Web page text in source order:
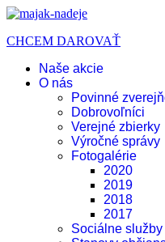
CHCEM DAROVAŤ
Naše akcie
O nás
Povinné
Dobrovoľníci
Verejné zbierky
Výročné správy
Fotogalérie
2020
2019
2018
2017
Sociálne služby